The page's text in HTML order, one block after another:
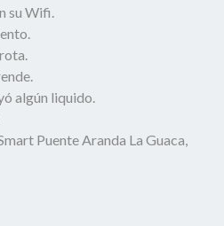
su Wifi.
algún liquido.
Puente Aranda La Guaca,